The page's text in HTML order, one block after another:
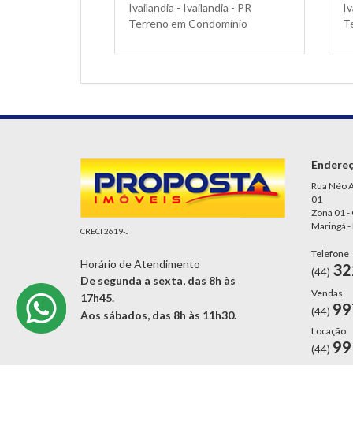
Ivailandia - Ivailandia - PR
Terreno em Condomínio
CRECI 2619-J
Horário de Atendimento
De segunda a sexta, das 8h às
17h45.
Aos sábados, das 8h às 11h30.
Rua Néo
01
Zona 01 -
Maringá -
Telefone
(44)
Vendas
(44)
Locação
(44)